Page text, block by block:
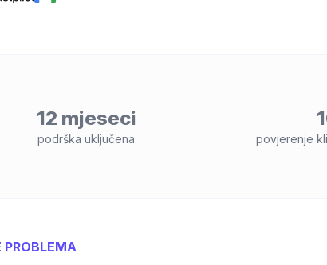
12 mjeseci
podrška uključena povjerenje
PROBLEMA